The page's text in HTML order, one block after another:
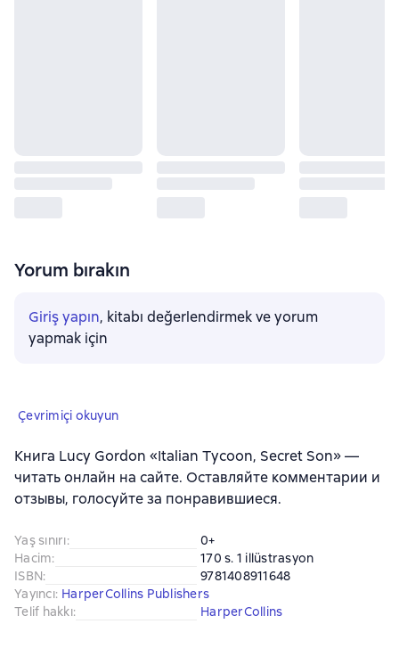
Yorum bırakın
Giriş yapın, kitabı değerlendirmek ve yorum
yapmak için
Çevrimiçi okuyun
Книга Lucy Gordon «Italian Tycoon, Secret Son» —
читать онлайн на сайте. Оставляйте комментарии и
отзывы, голосуйте за понравившиеся.
Yaş sınırı:
0+
Hacim:
170 s. 1 illüstrasyon
ISBN:
9781408911648
Yayıncı: HarperCollins Publishers
Telif hakkı: HarperCollins